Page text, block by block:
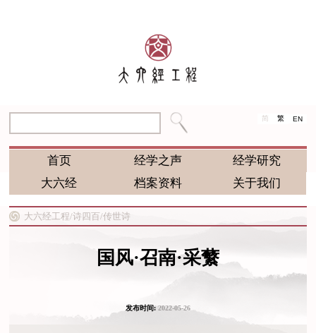
简 繁 EN
首页 经学之声
经学研究
大六经
档案资料 关于我们
大六经工程/诗四百/传世诗
国风·召南·采蘩
发布时间:2022-05-26